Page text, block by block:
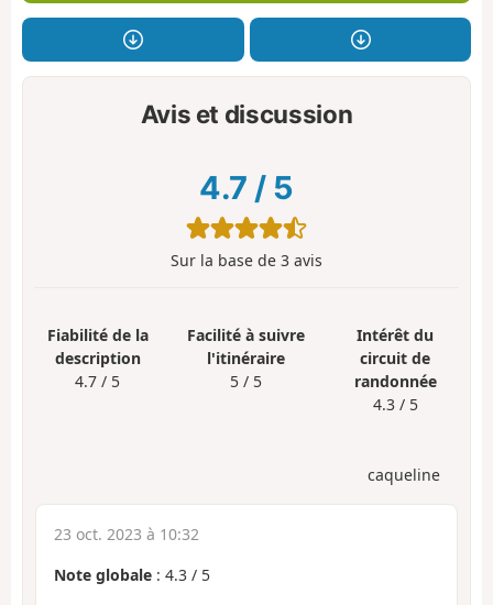
Avis et discussion
4.7 / 5
Sur la base de 3 avis
Fiabilité de la
description
4.7 / 5
Facilité à suivre
l'itinéraire
5 / 5
Intérêt du
circuit de
randonnée
4.3 / 5
caqueline
23 oct. 2023 à 10:32
Note globale : 4.3 / 5